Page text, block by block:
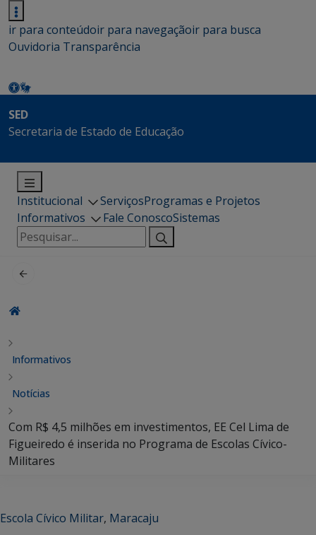
ir para conteúdoir para navegaçãoir para busca
Ouvidoria Transparência
SED
Secretaria de Estado de Educação
Institucional ServiçosProgramas e Projetos
Informativos
Fale ConoscoSistemas
Pesquisar
por:
Informativos
Notícias
Com R$ 4,5 milhões em investimentos, EE Cel Lima de
Figueiredo é inserida no Programa de Escolas Cívico-
Militares
Escola Cívico Militar, Maracaju